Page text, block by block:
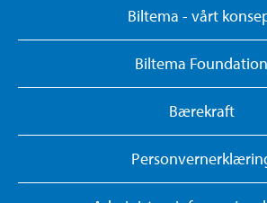
Biltema - vårt
Biltema Foundation
Bærekraft